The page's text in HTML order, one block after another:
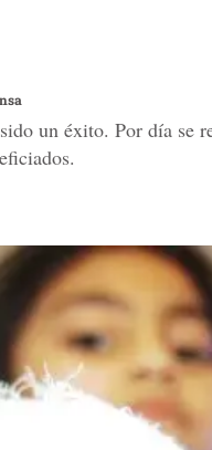
un éxito. Por día se